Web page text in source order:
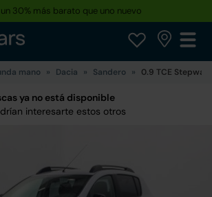
30% más barato que uno nuevo
mano Dacia Sandero 0.9 TCE Stepway
ya no está disponible
interesarte estos otros